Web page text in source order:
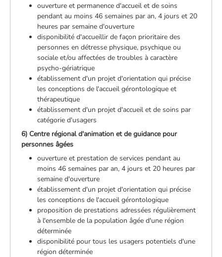
ouverture et permanence d'accueil et de soins
pendant au moins 46 semaines par an, 4 jours et 20
heures par semaine d'ouverture
disponibilité d'accueillir de façon prioritaire des
personnes en détresse physique, psychique ou
sociale et/ou affectées de troubles à caractère
psycho-gériatrique
établissement d'un projet d'orientation qui précise
les conceptions de l'accueil gérontologique et
thérapeutique
établissement d'un projet d'accueil et de soins par
catégorie d'usagers
6) Centre régional d'animation et de guidance pour
personnes âgées
ouverture et prestation de services pendant au
moins 46 semaines par an, 4 jours et 20 heures par
semaine d'ouverture
établissement d'un projet d'orientation qui précise
les conceptions de l'accueil gérontologique
proposition de prestations adressées régulièrement
à l'ensemble de la population âgée d'une région
déterminée
disponibilité pour tous les usagers potentiels d'une
région déterminée